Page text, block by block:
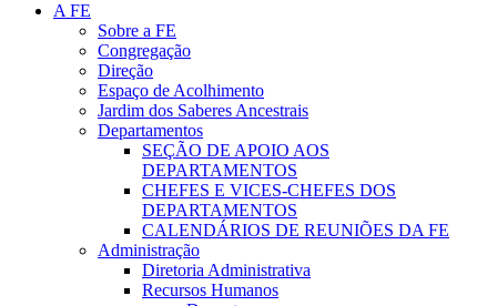
A FE
Sobre a FE
Congregação
Direção
Espaço de Acolhimento
Jardim dos Saberes Ancestrais
Departamentos
SEÇÃO DE APOIO AOS
DEPARTAMENTOS
CHEFES E VICES-CHEFES DOS
DEPARTAMENTOS
CALENDÁRIOS DE REUNIÕES DA FE
Administração
Diretoria Administrativa
Recursos Humanos